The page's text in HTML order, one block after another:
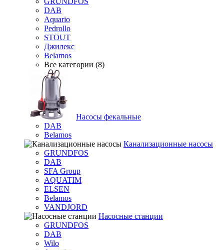
DAB
Aquario
Pedrollo
STOUT
Джилекс
Belamos
Все категории (8)
Насосы фекальные
DAB
Belamos
Канализационные насосы
GRUNDFOS
DAB
SFA Group
AQUATIM
ELSEN
Belamos
VANDJORD
Насосные станции
GRUNDFOS
DAB
Wilo